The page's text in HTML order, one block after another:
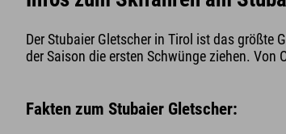
Der Stubaier Gletscher in Tirol ist das größte
der Saison die ersten Schwünge ziehen. Von
Fakten zum Stubaier Gletscher: